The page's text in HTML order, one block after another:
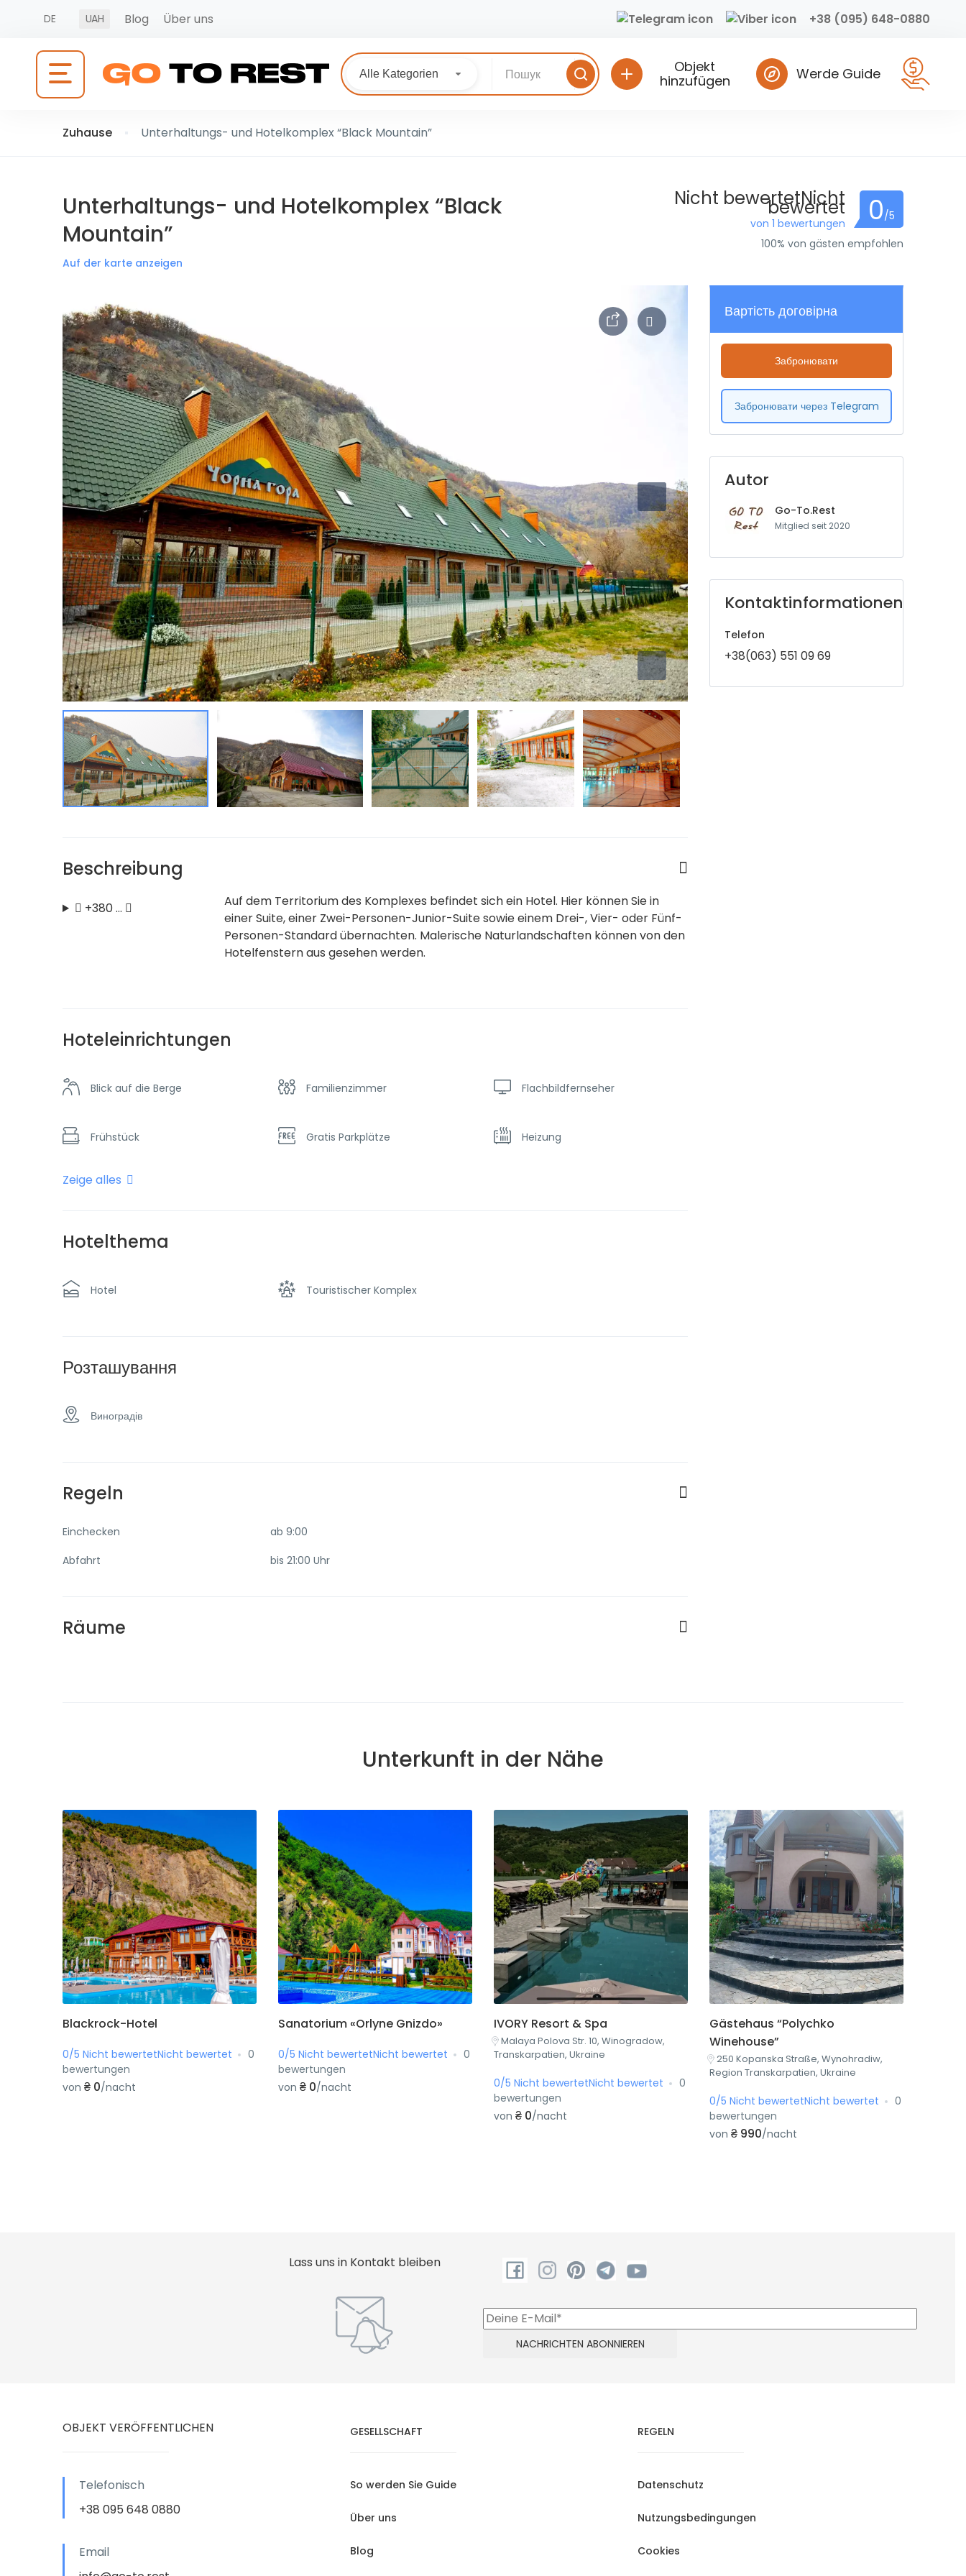
DE UAH Blog Über uns +38 (095) 648-0880
Alle Kategorien
Objekt
hinzufügen
Werde Guide
Zuhause Unterhaltungs- und Hotelkomplex “Black Mountain”
Unterhaltungs- und Hotelkomplex “Black
Mountain”
Auf der karte anzeigen
Nicht bewertetNicht
bewertet
von 1 bewertungen 0/5
100% von gästen empfohlen
Beschreibung
+380 …
Auf dem Territorium des Komplexes befindet sich ein Hotel. Hier können Sie in
einer Suite, einer Zwei-Personen-Junior-Suite sowie einem Drei-, Vier- oder Fünf-
Personen-Standard übernachten. Malerische Naturlandschaften können von den
Hotelfenstern aus gesehen werden.
Hoteleinrichtungen
Blick auf die Berge Familienzimmer Flachbildfernseher
Frühstück Gratis Parkplätze Heizung
Internet - Wifi
Restaurant
Strand Taxi und Transfer
Zeige alles
Hotelthema
Hotel Touristischer Komplex
Розташування
Виноградів
Regeln
Einchecken
ab 9:00
Abfahrt
bis 21:00 Uhr
Räume
Вартість договірна
Забронювати
Забронювати через Telegram
Autor
Go-To.Rest
Mitglied seit 2020
Kontaktinformationen
Telefon
+38(063) 551 09 69
Unterkunft in der Nähe
Blackrock-Hotel
0/5 Nicht bewertetNicht bewertet
0
bewertungen
von ₴ 0/nacht
Sanatorium «Orlyne Gnizdo»
0/5 Nicht bewertetNicht bewertet
0
bewertungen
von ₴ 0/nacht
IVORY Resort & Spa
Malaya Polova Str. 10, Winogradow,
Transkarpatien, Ukraine
0/5 Nicht bewertetNicht bewertet
0
bewertungen
von ₴ 0/nacht
Gästehaus “Polychko
Winehouse”
250 Kopanska Straße, Wynohradiw,
Region Transkarpatien, Ukraine
0/5 Nicht bewertetNicht bewertet
0
bewertungen
von ₴ 990/nacht
Lass uns in Kontakt bleiben
OBJEKT VERÖFFENTLICHEN
Telefonisch
+38 095 648 0880
Email
GESELLSCHAFT
So werden Sie Guide
Über uns
Blog
REGELN
Datenschutz
Nutzungsbedingungen
Cookies